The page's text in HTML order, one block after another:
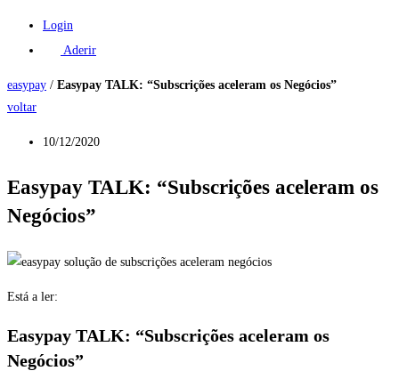
Login
Aderir
easypay / Easypay TALK: “Subscrições aceleram os Negócios”
voltar
10/12/2020
Easypay TALK: “Subscrições aceleram os
Negócios”
Está a ler:
Easypay TALK: “Subscrições aceleram os
Negócios”